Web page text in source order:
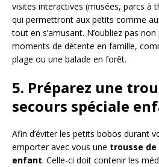
visites interactives (musées, parcs à
qui permettront aux petits comme
tout en s’amusant. N’oubliez pas
moments de détente en famille,
plage ou une balade en forêt.
5. Préparez une
secours spéciale
Afin d’éviter les petits bobos durant
emporter avec vous une trousse de
enfant. Celle-ci doit contenir les